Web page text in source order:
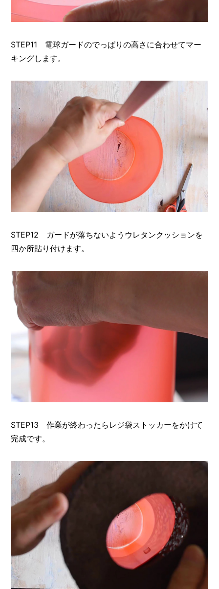
STEP11 電球ガードのでっぱりの高さに合わせてマー
キングします。
STEP12 ガードが落ちないようウレタンクッションを
四か所貼り付けます。
STEP13 作業が終わったらレジ袋ストッカーをかけて
完成です。